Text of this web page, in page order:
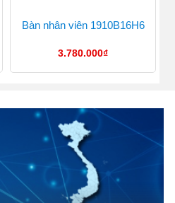
Bàn nhân viên 1910B16H6
3.780.000₫